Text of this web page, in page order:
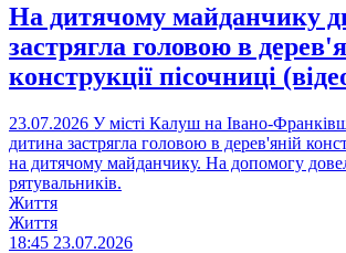
На дитячому майданчику
застрягла головою в
конструкції пісочниці
23.07.2026 У місті Калуш на Івано-
дитина застрягла головою в дерев'яній
на дитячому майданчику. На допомогу
рятувальників.
Життя
Життя
18:45 23.07.2026